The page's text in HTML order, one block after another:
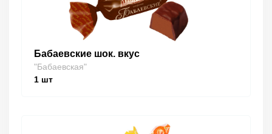
Бабаевские шок. вкус
"Бабаевская"
1 шт